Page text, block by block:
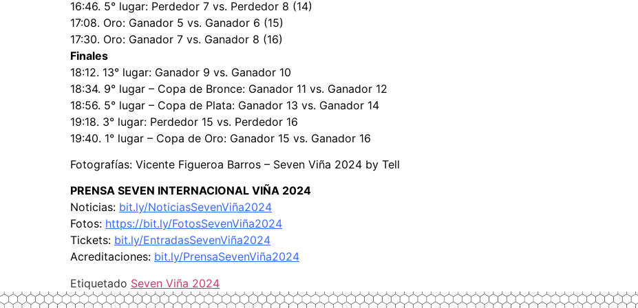
16:46. 5° lugar: Perdedor 7 vs. Perdedor 8 (14)
17:08. Oro: Ganador 5 vs. Ganador 6 (15)
17:30. Oro: Ganador 7 vs. Ganador 8 (16)
Finales
18:12. 13° lugar: Ganador 9 vs. Ganador 10
18:34. 9° lugar – Copa de Bronce: Ganador 11 vs. Ganador 12
18:56. 5° lugar – Copa de Plata: Ganador 13 vs. Ganador 14
19:18. 3° lugar: Perdedor 15 vs. Perdedor 16
19:40. 1° lugar – Copa de Oro: Ganador 15 vs. Ganador 16
Fotografías: Vicente Figueroa Barros – Seven Viña 2024 by Tell
PRENSA SEVEN INTERNACIONAL VIÑA 2024
Noticias: bit.ly/NoticiasSevenViña2024
Fotos: https://bit.ly/FotosSevenViña2024
Tickets: bit.ly/EntradasSevenViña2024
Acreditaciones: bit.ly/PrensaSevenViña2024
Etiquetado Seven Viña 2024